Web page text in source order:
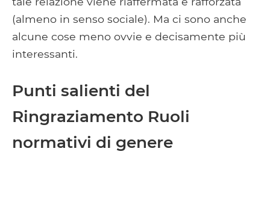
(almeno in senso sociale). Ma ci sono anche
alcune cose meno ovvie e decisamente più
interessanti.
Punti salienti del
Ringraziamento Ruoli
normativi di genere